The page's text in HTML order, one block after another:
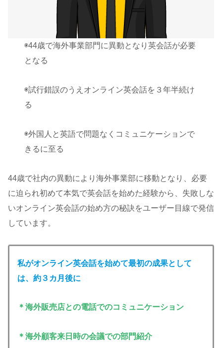
◉44歳で海外事業部門に異動となり英会話が必要
となる
◉試行錯誤のうえオンライン英会話を３年半続け
る
◉外国人と英語で問題なくコミュニケーションで
きるに至る
44歳で社内の異動により海外事業部に移動となり、必要
に迫られ初めて本気で英会話を始めた経験から、失敗しな
いオンライン英会話の始め方の秘訣をユーザー目線で発信
しています。
私がオンライン英会話を始めて最初の成果として
は、約３カ月後に
＊海外販売店との電話でのコミュニケーション
＊海外顧客来日時の会議での部門紹介